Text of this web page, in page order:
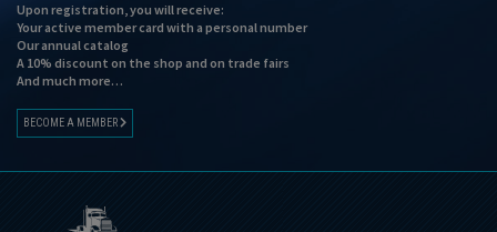
Upon registration, you will receive:
Your active member card with a personal number
Our annual catalog
A 10% discount on the shop and on trade fairs
And much more…
BECOME A MEMBER